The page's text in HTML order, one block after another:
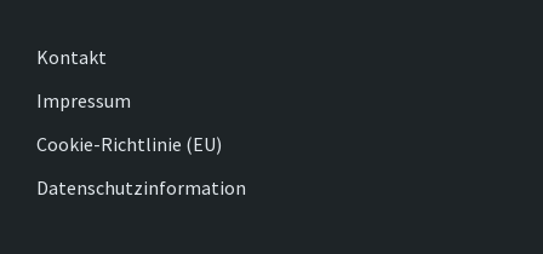
Kontakt
Impressum
Cookie-Richtlinie (EU)
Datenschutzinformation